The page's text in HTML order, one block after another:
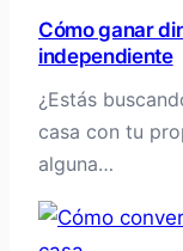
Cómo ganar
independiente
¿Estás
casa con tu
alguna…